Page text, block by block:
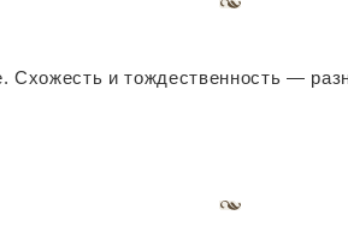
Схожесть и тождественность —